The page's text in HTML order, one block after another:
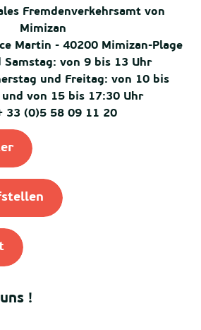
Fremdenverkehrsamt von
Mimizan
Martin - 40200 Mimizan-Plage
Samstag: von 9 bis 13 Uhr
und Freitag: von 10 bis
und von 15 bis 17:30 Uhr
33 (0)5 58 09 11 20
!